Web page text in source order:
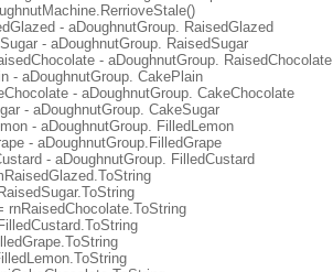
- aDoughnutGroup. RaisedGlazed
- aDoughnutGroup. RaisedSugar
- aDoughnutGroup. RaisedChocolate
- aDoughnutGroup. CakePlain
- aDoughnutGroup. CakeChocolate
- aDoughnutGroup. CakeSugar
- aDoughnutGroup. FilledLemon
- aDoughnutGroup.FilledGrape
- aDoughnutGroup. FilledCustard